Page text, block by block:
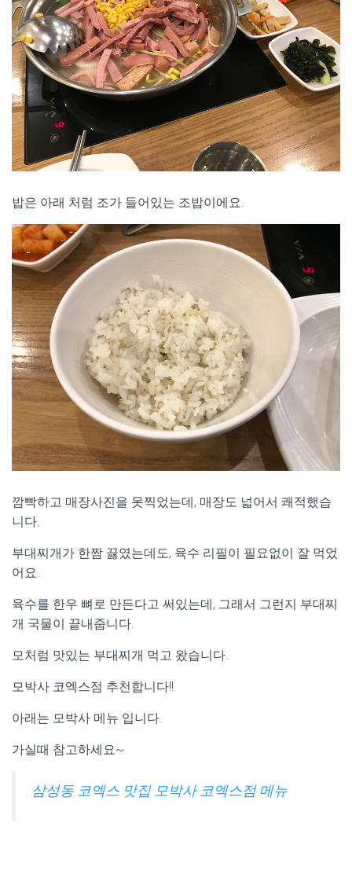
밥은 아래 처럼 조가 들어있는 조밥이에요.
깜빡하고 매장사진을 못찍었는데, 매장도 넓어서 쾌적했습
니다.
부대찌개가 한짬 끓였는데도, 육수 리필이 필요없이 잘 먹었
어요.
육수를 한우 뼈로 만든다고 써있는데, 그래서 그런지 부대찌
개 국물이 끝내줍니다.
모처럼 맛있는 부대찌개 먹고 왔습니다.
모박사 코엑스점 추천합니다!!
아래는 모박사 메뉴 입니다.
가실때 참고하세요~
삼성동 코엑스 맛집 모박사 코엑스점 메뉴